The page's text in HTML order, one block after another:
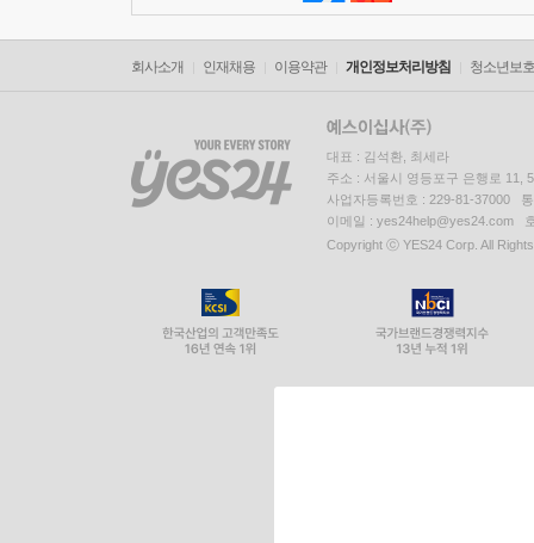
회사소개 인재채용 이용약관 개인정보처리방침 청소년보
대표 : 김석환, 최세라
주소 : 서울시 영등포구 은행로 11,
사업자등록번호 : 229-81-37000
이메일 : yes24help@yes24.com
Copyright ⓒ YES24 Corp. All